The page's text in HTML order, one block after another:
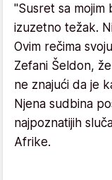
"Susret sa mojim
izuzetno težak.
Ovim rečima
Zefani Šeldon,
ne znajući da je
Njena sudbina
najpoznatijih
Afrike.